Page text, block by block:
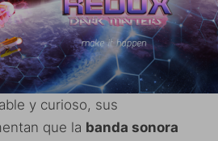
y curioso, sus
que la banda sonora